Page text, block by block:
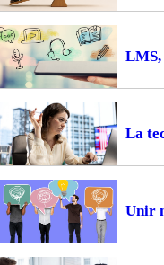
LMS,
La
Unir